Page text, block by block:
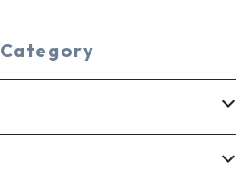
Category